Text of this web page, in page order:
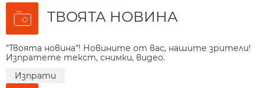
ТВОЯТА НОВИНА
"Твоята новина"! Новините от вас, нашите зрители!
Изпратете текст, снимки, видео.
Изпрати